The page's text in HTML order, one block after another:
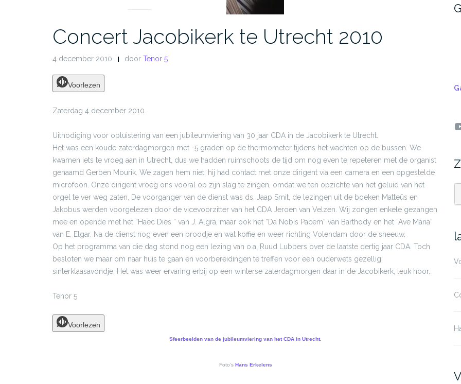
Concert Jacobikerk te Utrecht 2010
4 december 2010 door Tenor 5
Voorlezen
Zaterdag 4 december 2010.
Uitnodiging voor opluistering van een jubileumviering van 30 jaar CDA in de Jacobikerk te Utrecht.
Het was een koude zaterdagmorgen met -5 graden op de thermometer tijdens het wachten op de bussen. We
kwamen iets te vroeg aan in Utrecht, dus we hadden ruimschoots de tijd om nog even te repeteren met de organist
genaamd Gerben Mourik. We zagen hem niet, hij had contact met onze dirigent via een camera en een opgestelde
microfoon. Onze dirigent vroeg ons vooral op zijn slag te zingen, omdat we ten opzichte van het geluid van het
orgel te ver weg zaten. De voorganger van de dienst was ds. Jaap Smit, de lezingen uit de boeken Matteüs en
Jakobus werden voorgelezen door de vicevoorzitter van het CDA Jeroen van Velzen. Wij zongen enkele gezangen
mee en opende met het “Haec Dies “ van J. Algra, maar ook het “Da Nobis Pacem” van Barthody en het “Ave Maria”
van E. Elgar. Na de dienst nog even een broodje en wat koffie en weer richting Volendam door de sneeuw.
Op het programma van die dag stond nog een lezing van o.a. Ruud Lubbers over de laatste dertig jaar CDA. Toch
besloten we maar om naar huis te gaan en voorbereidingen te treffen voor een ouderwets gezellig
sinterklaasavondje. Het was weer ervaring erbij op een winterse zaterdagmorgen daar in de Jacobikerk, leuk hoor.
Tenor 5
Voorlezen
Sfeerbeelden van de jubileumviering van het CDA in Utrecht.
Foto’s Hans Erkelens